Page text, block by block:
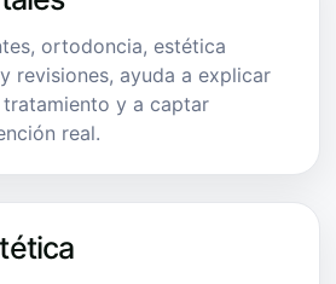
ortodoncia, estética
revisiones, ayuda a explicar
y a captar
real.